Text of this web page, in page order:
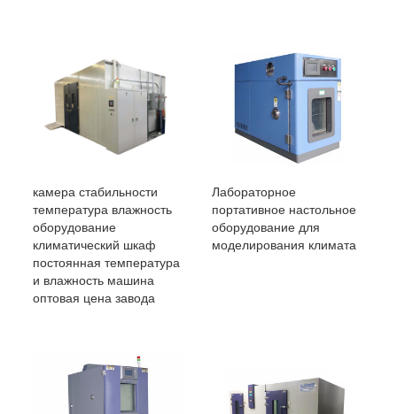
камера стабильности
температура влажность
оборудование
климатический шкаф
постоянная температура
и влажность машина
оптовая цена завода
Лабораторное
портативное настольное
оборудование для
моделирования климата